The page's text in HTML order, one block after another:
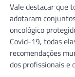
Vale destacar que
adotaram
oncológico
Covid-19, todas
recomendações
dos profissionais e